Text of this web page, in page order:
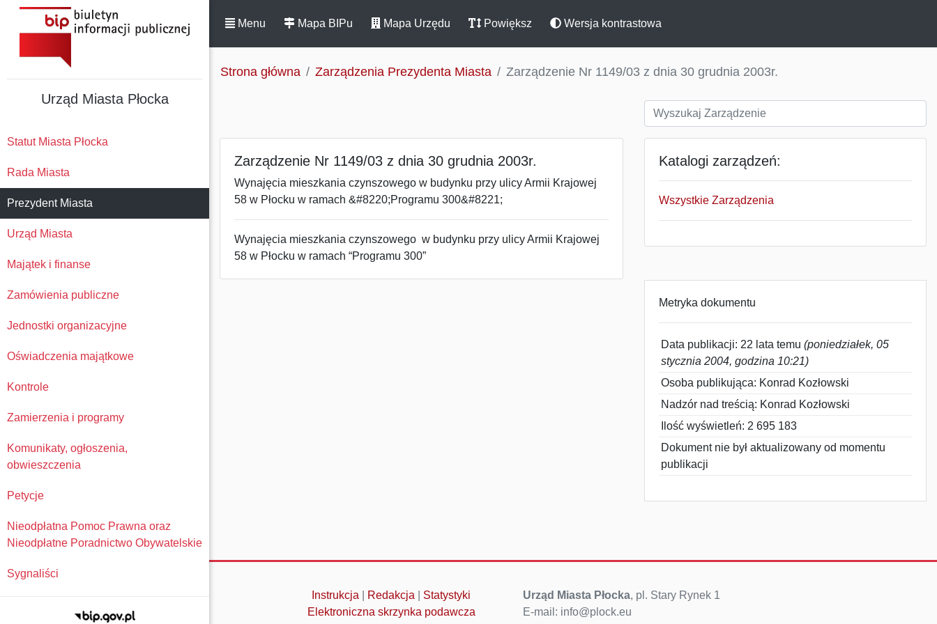
Urząd Miasta Płocka
Statut Miasta Płocka
Rada Miasta
Prezydent Miasta
Urząd Miasta
Majątek i finanse
Zamówienia publiczne
Jednostki organizacyjne
Oświadczenia majątkowe
Kontrole
Zamierzenia i programy
Komunikaty, ogłoszenia,
obwieszczenia
Petycje
Nieodpłatna Pomoc Prawna oraz
Nieodpłatne Poradnictwo Obywatelskie
Sygnaliści
Menu Mapa BIPu Mapa Urzędu Powiększ Wersja kontrastowa
Strona główna Zarządzenia Prezydenta Miasta Zarządzenie Nr 1149/03 z dnia 30 grudnia 2003r.
Zarządzenie Nr 1149/03 z dnia 30 grudnia 2003r.
Wynajęcia mieszkania czynszowego w budynku przy ulicy Armii Krajowej
58 w Płocku w ramach &#8220;Programu 300&#8221;
Wynajęcia mieszkania czynszowego w budynku przy ulicy Armii Krajowej
58 w Płocku w ramach “Programu 300”
Katalogi zarządzeń:
Wszystkie Zarządzenia
Metryka dokumentu
Data publikacji: 22 lata temu (poniedziałek, 05
stycznia 2004, godzina 10:21)
Osoba publikująca: Konrad Kozłowski
Nadzór nad treścią: Konrad Kozłowski
Ilość wyświetleń: 2 695 183
Dokument nie był aktualizowany od momentu
publikacji
Instrukcja Redakcja
Statystyki
Elektroniczna skrzynka podawcza
Urząd Miasta Płocka, pl. Stary Rynek 1
E-mail: info@plock.eu